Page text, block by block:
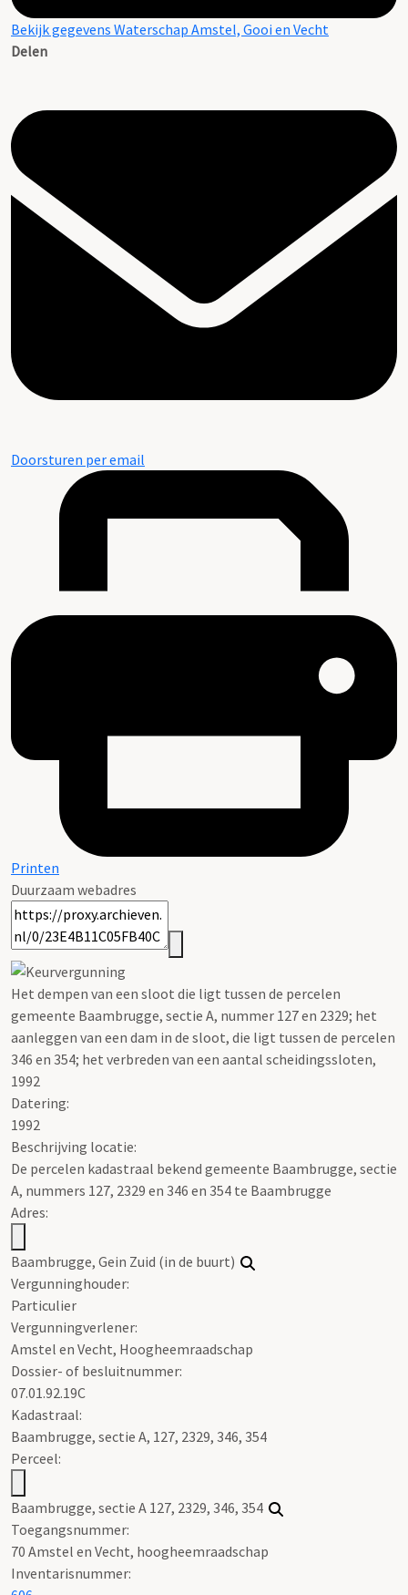
Bekijk gegevens Waterschap Amstel, Gooi en Vecht
Delen
Doorsturen per email
Printen
Duurzaam webadres
Het dempen van een sloot die ligt tussen de percelen
gemeente Baambrugge, sectie A, nummer 127 en 2329; het
aanleggen van een dam in de sloot, die ligt tussen de percelen
346 en 354; het verbreden van een aantal scheidingssloten,
1992
Datering:
1992
Beschrijving locatie:
De percelen kadastraal bekend gemeente Baambrugge, sectie
A, nummers 127, 2329 en 346 en 354 te Baambrugge
Adres:
Baambrugge, Gein Zuid (in de buurt)
Vergunninghouder:
Particulier
Vergunningverlener:
Amstel en Vecht, Hoogheemraadschap
Dossier- of besluitnummer:
07.01.92.19C
Kadastraal:
Baambrugge, sectie A, 127, 2329, 346, 354
Perceel:
Baambrugge, sectie A 127, 2329, 346, 354
Toegangsnummer:
70 Amstel en Vecht, hoogheemraadschap
Inventarisnummer: